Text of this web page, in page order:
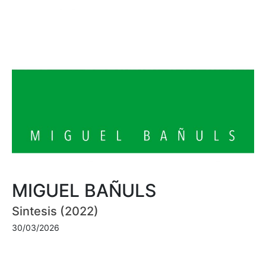
MIGUEL BAÑULS
Sintesis (2022)
30/03/2026